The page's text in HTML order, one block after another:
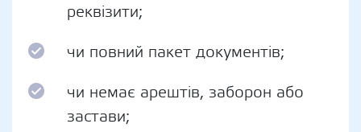
реквізити;
чи повний пакет документів;
чи немає арештів, заборон або
застави;